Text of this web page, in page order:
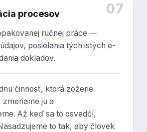
07
procesov
ručnej práce —
posielania tých istých e-
dokladov.
činnosť, ktorá zožerie
zmeriame ju a
Až keď sa to osvedčí,
to tak, aby človek